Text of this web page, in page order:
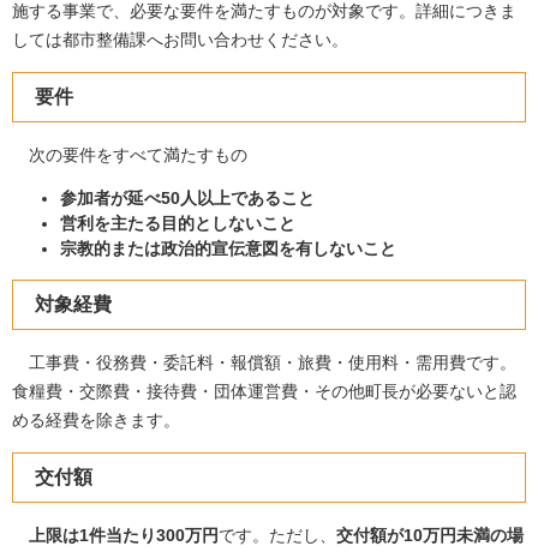
施する事業で、必要な要件を満たすものが対象です。詳細につきま
しては都市整備課へお問い合わせください。
要件
次の要件をすべて満たすもの
参加者が延べ50人以上であること
営利を主たる目的としないこと
宗教的または政治的宣伝意図を有しないこと
対象経費
工事費・役務費・委託料・報償額・旅費・使用料・需用費です。
食糧費・交際費・接待費・団体運営費・その他町長が必要ないと認
める経費を除きます。
交付額
上限は1件当たり300万円です。ただし、 交付額が10万円未満の場